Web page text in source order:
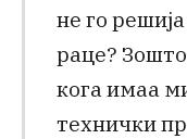
не го
раце?
кога имаа
технички